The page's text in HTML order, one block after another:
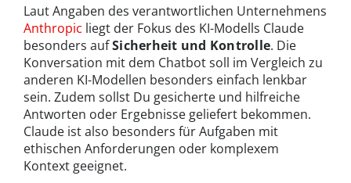
Laut Angaben des verantwortlichen Unternehmens
Anthropic liegt der Fokus des KI-Modells Claude
besonders aufSicherheit und Kontrolle. Die
Konversation mit dem Chatbot soll im Vergleich zu
anderen KI-Modellen besonders einfach lenkbar
sein. Zudem sollst Du gesicherte und hilfreiche
Antworten oder Ergebnisse geliefert bekommen.
Claude ist also besonders für Aufgaben mit
ethischen Anforderungen oder komplexem
Kontext geeignet.